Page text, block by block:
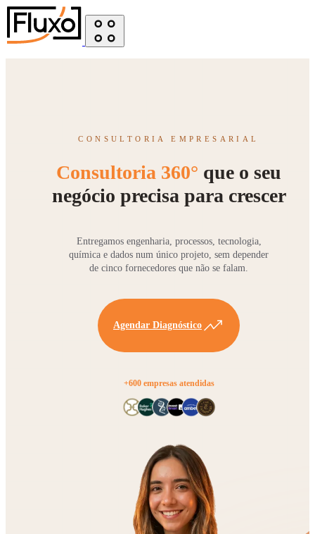
CONSULTORIA EMPRESARIAL
Consultoria 360° que o seu
negócio precisa para crescer
Entregamos engenharia, processos, tecnologia,
química e dados num único projeto, sem depender
de cinco fornecedores que não se falam.
Agendar Diagnóstico
+600 empresas atendidas